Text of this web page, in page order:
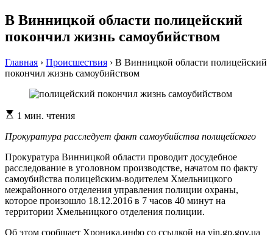
В Винницкой области полицейский
покончил жизнь самоубийством
Главная › Происшествия › В Винницкой области полицейский
покончил жизнь самоубийством
Расчетное
чтения
1 мин. чтения
Прокуратура расследует факт самоубийства полицейского
Прокуратура Винницкой области проводит досудебное
расследование в уголовном производстве, начатом по факту
самоубийства полицейским-водителем Хмельницкого
межрайонного отделения управления полиции охраны,
которое произошло 18.12.2016 в 7 часов 40 минут на
территории Хмельницкого отделения полиции.
Об этом сообщает Хроника.инфо со ссылкой на vin.gp.gov.ua